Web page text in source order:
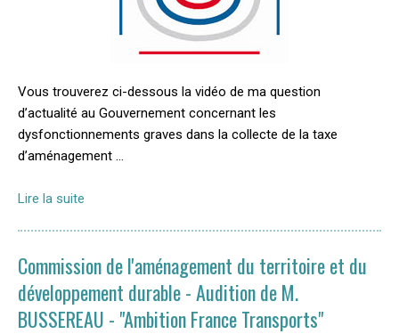
Vous trouverez ci-dessous la vidéo de ma question
d’actualité au Gouvernement concernant les
dysfonctionnements graves dans la collecte de la taxe
d’aménagement …
Lire la suite
Commission de l'aménagement du territoire et du
développement durable - Audition de M.
BUSSEREAU - "Ambition France Transports"